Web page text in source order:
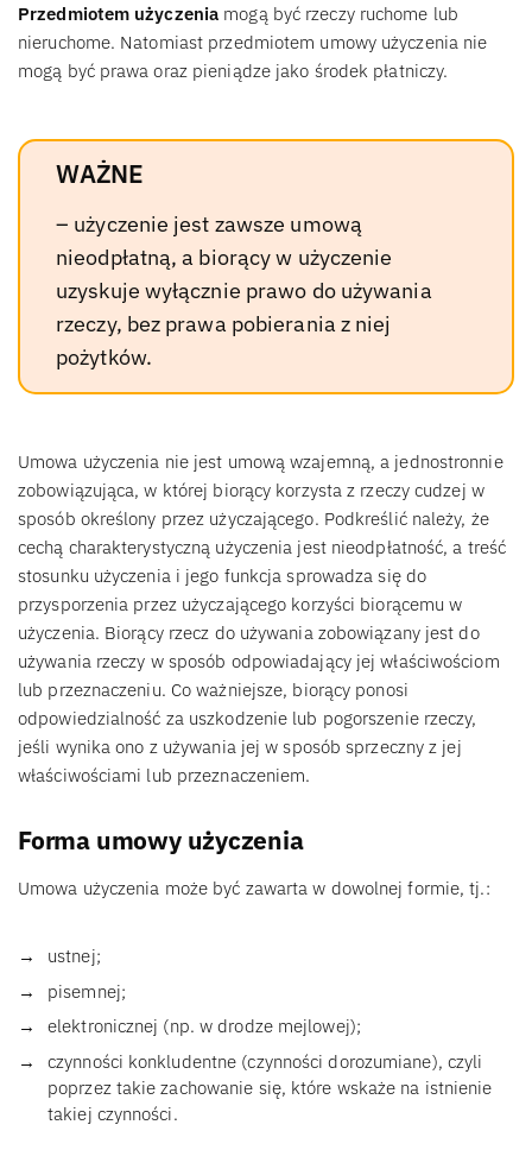
Przedmiotem użyczenia mogą być rzeczy ruchome lub
nieruchome. Natomiast przedmiotem umowy użyczenia nie
mogą być prawa oraz pieniądze jako środek płatniczy.
WAŻNE
– użyczenie jest zawsze umową
nieodpłatną, a biorący w użyczenie
uzyskuje wyłącznie prawo do używania
rzeczy, bez prawa pobierania z niej
pożytków.
Umowa użyczenia nie jest umową wzajemną, a jednostronnie
zobowiązująca, w której biorący korzysta z rzeczy cudzej w
sposób określony przez użyczającego. Podkreślić należy, że
cechą charakterystyczną użyczenia jest nieodpłatność, a treść
stosunku użyczenia i jego funkcja sprowadza się do
przysporzenia przez użyczającego korzyści biorącemu w
użyczenia. Biorący rzecz do używania zobowiązany jest do
używania rzeczy w sposób odpowiadający jej właściwościom
lub przeznaczeniu. Co ważniejsze, biorący ponosi
odpowiedzialność za uszkodzenie lub pogorszenie rzeczy,
jeśli wynika ono z używania jej w sposób sprzeczny z jej
właściwościami lub przeznaczeniem.
Forma umowy użyczenia
Umowa użyczenia może być zawarta w dowolnej formie, tj.:
ustnej;
pisemnej;
elektronicznej (np. w drodze mejlowej);
czynności konkludentne (czynności dorozumiane), czyli
poprzez takie zachowanie się, które wskaże na istnienie
takiej czynności.